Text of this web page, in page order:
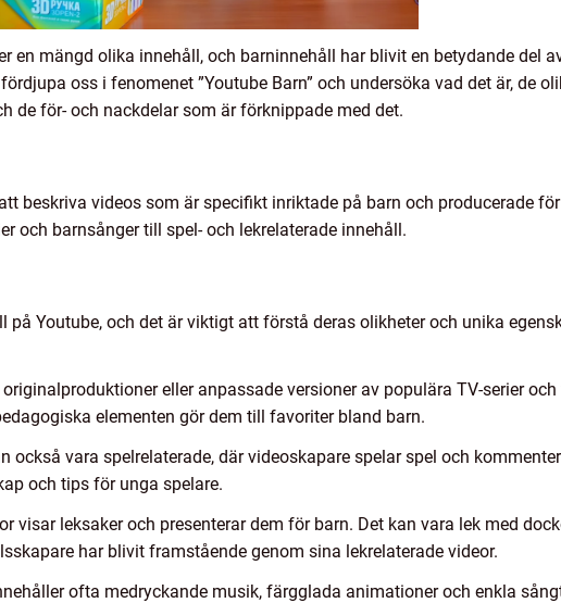
en mängd olika innehåll, och barninnehåll har blivit en betydande del
oss i fenomenet ”Youtube Barn” och undersöka vad det är, de
de för- och nackdelar som är förknippade med det.
beskriva videos som är specifikt inriktade på barn och producerade
och barnsånger till spel- och lekrelaterade innehåll.
Youtube, och det är viktigt att förstå deras olikheter och unika
eller anpassade versioner av populära TV-serier och
elementen gör dem till favoriter bland barn.
också vara spelrelaterade, där videoskapare spelar spel och
och tips för unga spelare.
visar leksaker och presenterar dem för barn. Det kan vara lek med
har blivit framstående genom sina lekrelaterade videor.
ofta medryckande musik, färgglada animationer och enkla